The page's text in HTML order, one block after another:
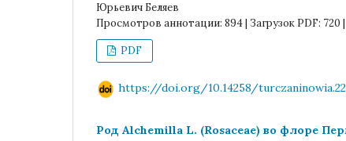
Юрьевич Беляев
Просмотров аннотации: 894 | Загрузок PDF: 720 |
PDF
https://doi.org/10.14258/
Род Alchemilla L. (Rosaceae) во флоре